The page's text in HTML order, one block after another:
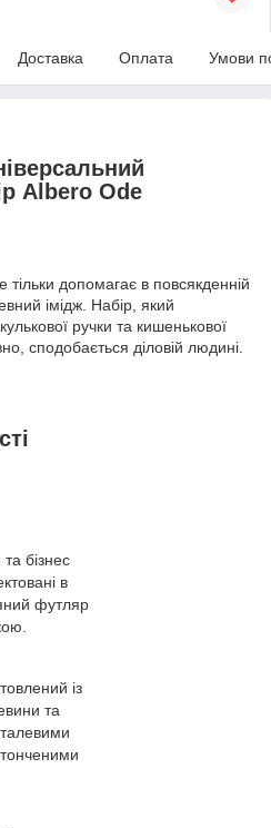
Доставка Оплата Умови
Albero Ode
допомагає в повсякденній
імідж. Набір, який
ручки та кишенькової
сподобається діловій людині.
бізнес
в
футляр
із
та